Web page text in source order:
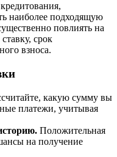
наиболее подходящую
повлиять на
срок
взноса.
какую сумму вы
платежи, учитывая
Положительная
на получение